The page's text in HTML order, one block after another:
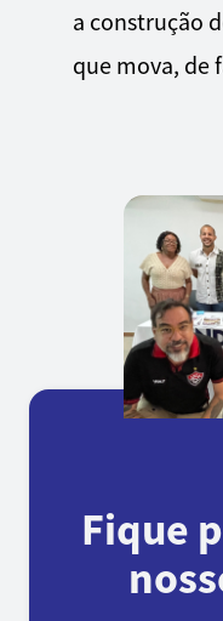
a construção
que mova, de
Fique